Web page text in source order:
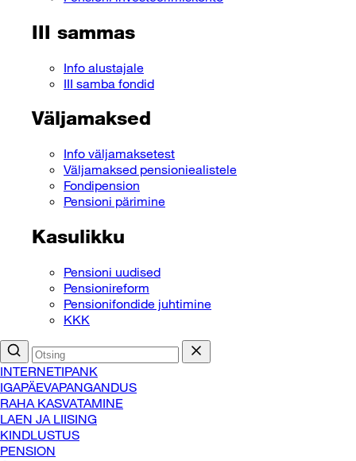
III sammas
Info alustajale
III samba fondid
Väljamaksed
Info väljamaksetest
Väljamaksed pensioniealistele
Fondipension
Pensioni pärimine
Kasulikku
Pensioni uudised
Pensionireform
Pensionifondide juhtimine
KKK
INTERNETIPANK
IGAPÄEVAPANGANDUS
RAHA KASVATAMINE
LAEN JA LIISING
KINDLUSTUS
PENSION